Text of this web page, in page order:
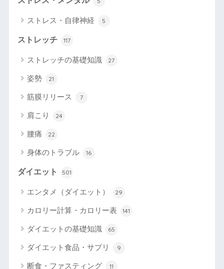
ストレス・自律神経 5
ストレッチ 117
ストレッチの基礎知識 27
姿勢 21
筋膜リリース 7
肩こり 24
腰痛 22
身体のトラブル 16
ダイエット 501
エンタメ（ダイエット） 29
カロリー計算・カロリー表 141
ダイエットの基礎知識 65
ダイエット食品・サプリ 9
断食・ファスティング 11